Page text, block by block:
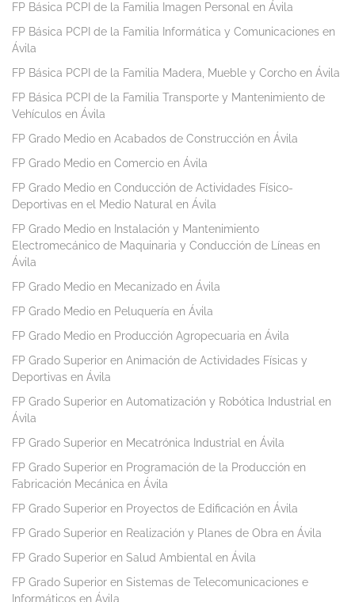
FP Básica PCPI de la Familia Imagen Personal en Ávila
FP Básica PCPI de la Familia Informática y Comunicaciones en
Ávila
FP Básica PCPI de la Familia Madera, Mueble y Corcho en Ávila
FP Básica PCPI de la Familia Transporte y Mantenimiento de
Vehículos en Ávila
FP Grado Medio en Acabados de Construcción en Ávila
FP Grado Medio en Comercio en Ávila
FP Grado Medio en Conducción de Actividades Físico-
Deportivas en el Medio Natural en Ávila
FP Grado Medio en Instalación y Mantenimiento
Electromecánico de Maquinaria y Conducción de Líneas en
Ávila
FP Grado Medio en Mecanizado en Ávila
FP Grado Medio en Peluquería en Ávila
FP Grado Medio en Producción Agropecuaria en Ávila
FP Grado Superior en Animación de Actividades Físicas y
Deportivas en Ávila
FP Grado Superior en Automatización y Robótica Industrial en
Ávila
FP Grado Superior en Mecatrónica Industrial en Ávila
FP Grado Superior en Programación de la Producción en
Fabricación Mecánica en Ávila
FP Grado Superior en Proyectos de Edificación en Ávila
FP Grado Superior en Realización y Planes de Obra en Ávila
FP Grado Superior en Salud Ambiental en Ávila
FP Grado Superior en Sistemas de Telecomunicaciones e
Informáticos en Ávila